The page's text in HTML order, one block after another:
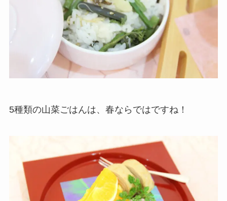
5種類の山菜ごはんは、春ならではですね！